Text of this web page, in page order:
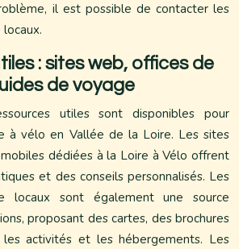
il est possible de contacter les
locaux.
: sites web, offices de
de voyage
utiles sont disponibles pour
à vélo en Vallée de la Loire. Les sites
dédiées à la Loire à Vélo offrent
et des conseils personnalisés. Les
locaux sont également une source
proposant des cartes, des brochures
activités et les hébergements. Les